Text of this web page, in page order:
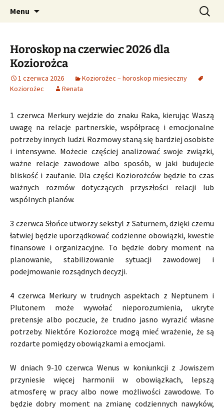
CzaroMarowy horoskop
dzienny, miesięczny i
tygodniowy
Profesjonalne przepowiednie astrologiczne
Menu Szukaj:
Horoskop na czerwiec 2026 dla
Koziorożca
1 czerwca 2026
Koziorożec – horoskop miesieczny
Koziorożec
Renata
1 czerwca Merkury wejdzie do znaku Raka, kierując Waszą
uwagę na relacje partnerskie, współpracę i emocjonalne
potrzeby innych ludzi. Rozmowy staną się bardziej osobiste
i intensywne. Możecie częściej analizować swoje związki,
ważne relacje zawodowe albo sposób, w jaki budujecie
bliskość i zaufanie. Dla części Koziorożców będzie to czas
ważnych rozmów dotyczących przyszłości relacji lub
wspólnych planów.
3 czerwca Słońce utworzy sekstyl z Saturnem, dzięki czemu
łatwiej będzie uporządkować codzienne obowiązki, kwestie
finansowe i organizacyjne. To będzie dobry moment na
planowanie, stabilizowanie sytuacji zawodowej i
podejmowanie rozsądnych decyzji.
4 czerwca Merkury w trudnych aspektach z Neptunem i
Plutonem może wywołać nieporozumienia, ukryte
pretensje albo poczucie, że trudno jasno wyrazić własne
potrzeby. Niektóre Koziorożce mogą mieć wrażenie, że są
rozdarte pomiędzy obowiązkami a emocjami.
W dniach 9-10 czerwca Wenus w koniunkcji z Jowiszem
przyniesie więcej harmonii w obowiązkach, lepszą
atmosferę w pracy albo nowe możliwości zawodowe. To
będzie dobry moment na zmianę codziennych nawyków,